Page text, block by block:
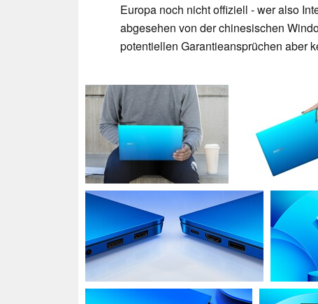
Europa noch nicht offiziell - wer also
abgesehen von der chinesischen
potentiellen Garantieansprüchen aber